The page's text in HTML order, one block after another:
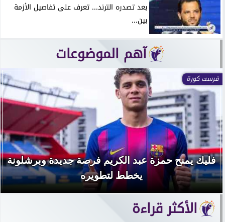
بعد تصدره الترند... تعرف على تفاصيل الأزمة
بين...
آهم الموضوعات
فرست كورة
فليك يمنح حمزة عبد الكريم فرصة جديدة وبرشلونة
يخطط لتطويره
الأكثر قراءة